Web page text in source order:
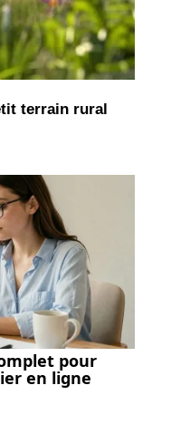
terrain rural
pour
en ligne